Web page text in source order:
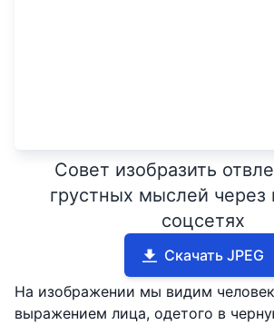
Совет изобразить
грустных мыслей через
соцсетях
Скачать JPEG
На изображении мы видим
выражением лица, одетого в